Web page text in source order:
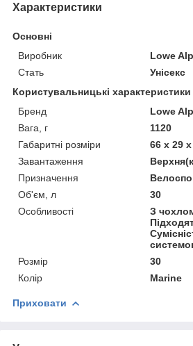
Характеристики
Основні
Виробник
Lowe
Стать
Унісекс
Користувальницькі характеристики
Бренд
Lowe
Вага, г
1120
Габаритні розміри
66 x 29
Завантаження
Призначення
Об'єм, л
30
Особливості
З
Розмір
30
Колір
Marine
Приховати